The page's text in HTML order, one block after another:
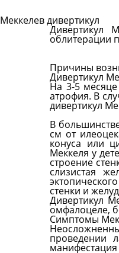
Меккелев дивертикул
Дивертикул
облитерации
Причины
Дивертикул
На 3-5
атрофия. В
дивертикул
В
см от
конуса или
Меккеля у
строение
слизистая
стенки и
Дивертикул
омфалоцеле,
Симптомы
проведении